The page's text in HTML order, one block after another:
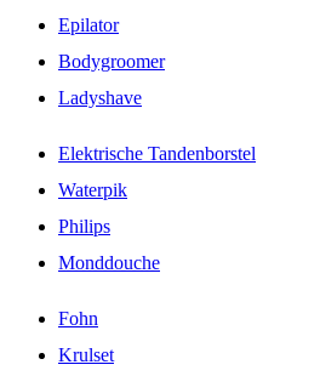
Epilator
Bodygroomer
Ladyshave
Elektrische Tandenborstel
Waterpik
Philips
Monddouche
Fohn
Krulset